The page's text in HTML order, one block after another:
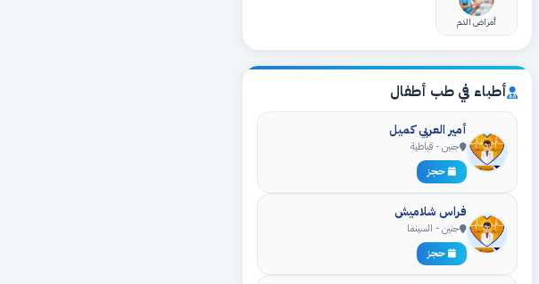
أمراض الدم
أطباء في طب أطفال
أمير العربي كميل
جنين - قباطية
حجز
فراس شلاميش
جنين - السينما
حجز